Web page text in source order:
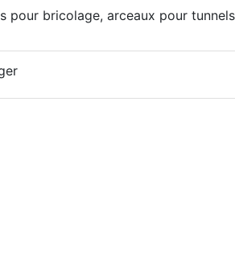
pour bricolage, arceaux pour